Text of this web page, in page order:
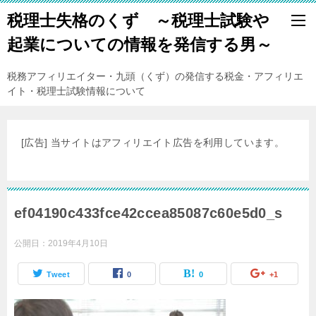
税理士失格のくず ～税理士試験や
起業についての情報を発信する男～
税務アフィリエイター・九頭（くず）の発信する税金・アフィリエ
イト・税理士試験情報について
[広告] 当サイトはアフィリエイト広告を利用しています。
ef04190c433fce42ccea85087c60e5d0_s
公開日： 2019年4月10日
Tweet 0 0 +1